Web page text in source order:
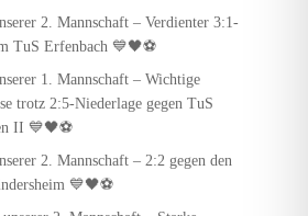
2. Mannschaft – Verdienter 3:1-
TuS Erfenbach 💙🖤⚽
1. Mannschaft – Wichtige
trotz 2:5-Niederlage gegen TuS
II 💙🖤⚽
2. Mannschaft – 2:2 gegen den
💙🖤⚽